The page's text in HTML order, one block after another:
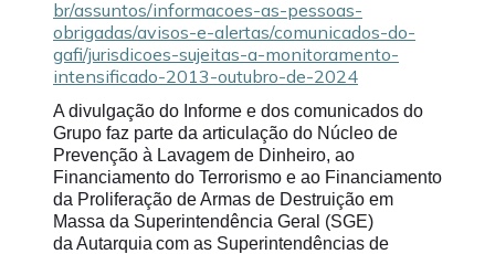
br/assuntos/informacoes-as-pessoas-
obrigadas/avisos-e-alertas/comunicados-do-
gafi/jurisdicoes-sujeitas-a-monitoramento-
intensificado-2013-outubro-de-2024
A divulgação do Informe e dos comunicados do
Grupo faz parte da articulação do Núcleo de
Prevenção à Lavagem de Dinheiro, ao
Financiamento do Terrorismo e ao Financiamento
da Proliferação de Armas de Destruição em
Massa da Superintendência Geral (SGE)
da Autarquia com as Superintendências de